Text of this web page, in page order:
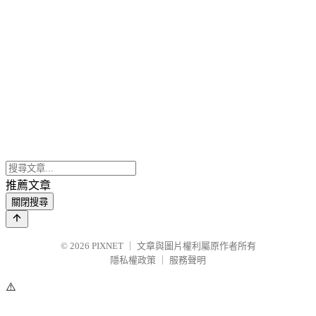
推薦文章
關閉搜尋
© 2026 PIXNET
文章與圖片權利屬原作者所有
隱私權政策
服務聲明
⚠️